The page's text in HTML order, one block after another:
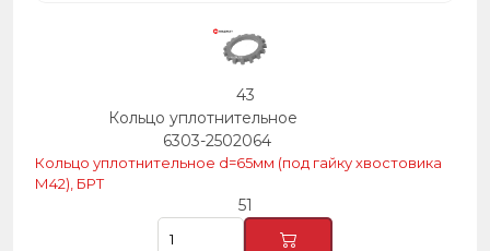
43
Кольцо уплотнительное
6303-2502064
Кольцо уплотнительное d=65мм (под гайку хвостовика
М42), БРТ
51